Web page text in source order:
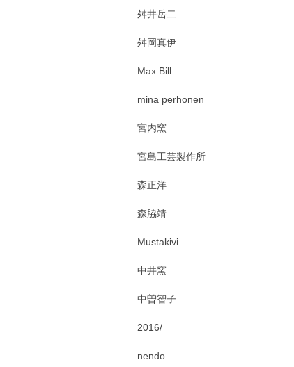
舛井岳二
舛岡真伊
Max Bill
mina perhonen
宮内窯
宮島工芸製作所
森正洋
森脇靖
Mustakivi
中井窯
中曽智子
2016/
nendo